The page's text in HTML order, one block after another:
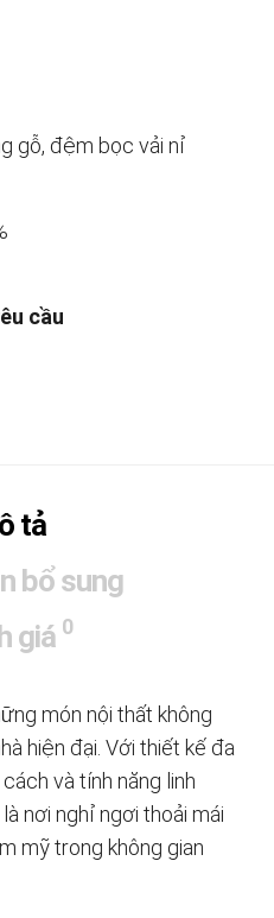
gỗ, đệm bọc vải nỉ
cầu
tả
bổ sung
giá 0
món nội thất không
hiện đại. Với thiết kế đa
và tính năng linh
nơi nghỉ ngơi thoải mái
mỹ trong không gian